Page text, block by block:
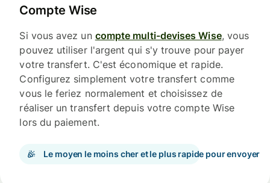
Compte Wise
Si vous avez un compte multi-devises Wise, vous
pouvez utiliser l'argent qui s'y trouve pour payer
votre transfert. C'est économique et rapide.
Configurez simplement votre transfert comme
vous le feriez normalement et choisissez de
réaliser un transfert depuis votre compte Wise
lors du paiement.
Le moyen le moins cher et le plus rapide pour envoyer